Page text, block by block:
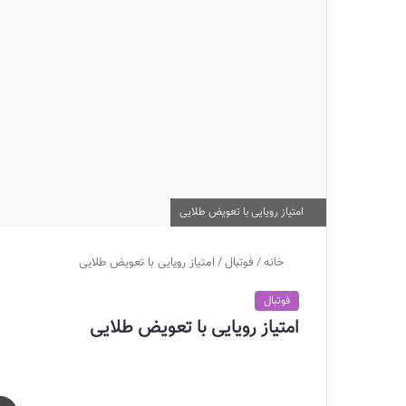
امتیاز رویایی با تعویض طلایی
خانه/ فوتبال/ امتیاز رویایی با تعویض طلایی
فوتبال
امتیاز رویایی با تعویض طلایی